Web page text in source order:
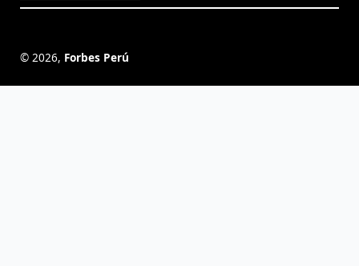
© 2026, Forbes Perú